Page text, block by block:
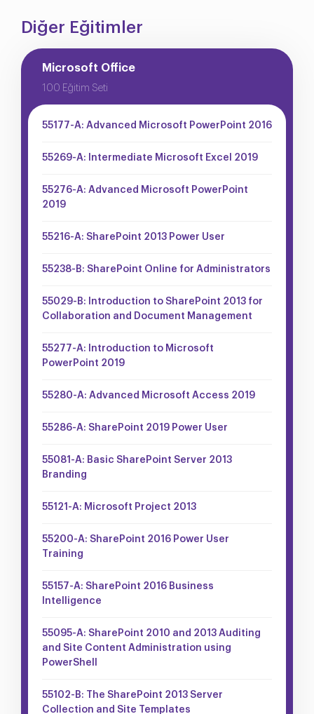
Diğer Eğitimler
Microsoft Office
100 Eğitim Seti
55177-A: Advanced Microsoft PowerPoint 2016
55269-A: Intermediate Microsoft Excel 2019
55276-A: Advanced Microsoft PowerPoint
2019
55216-A: SharePoint 2013 Power User
55238-B: SharePoint Online for Administrators
55029-B: Introduction to SharePoint 2013 for
Collaboration and Document Management
55277-A: Introduction to Microsoft
PowerPoint 2019
55280-A: Advanced Microsoft Access 2019
55286-A: SharePoint 2019 Power User
55081-A: Basic SharePoint Server 2013
Branding
55121-A: Microsoft Project 2013
55200-A: SharePoint 2016 Power User
Training
55157-A: SharePoint 2016 Business
Intelligence
55095-A: SharePoint 2010 and 2013 Auditing
and Site Content Administration using
PowerShell
55102-B: The SharePoint 2013 Server
Collection and Site Templates